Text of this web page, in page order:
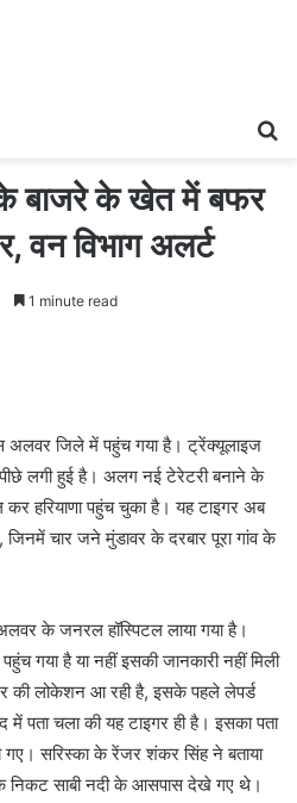
बाजरे के खेत में बफर
वन विभाग अलर्ट
1 minute read
अलवर जिले में पहुंच गया है। ट्रेंक्यूलाइज
लगी हुई है। अलग नई टेरेटरी बनाने के
कर हरियाणा पहुंच चुका है। यह टाइगर अब
चार जने मुंडावर के दरबार पूरा गांव के
के जनरल हॉस्पिटल लाया गया है।
गया है या नहीं इसकी जानकारी नहीं मिली
की लोकेशन आ रही है, इसके पहले लेपर्ड
पता चला की यह टाइगर ही है। इसका पता
गए। सरिस्का के रेंजर शंकर सिंह ने बताया
निकट साबी नदी के आसपास देखे गए थे।